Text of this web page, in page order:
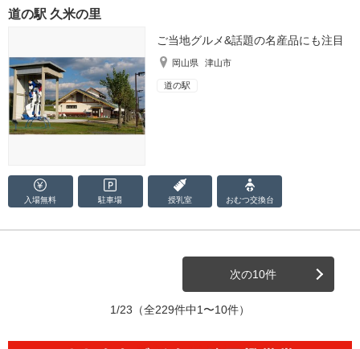
道の駅 久米の里
ご当地グルメ&話題の名産品にも注目
岡山県 津山市
道の駅
入場無料 駐車場 授乳室 おむつ交換台
次の10件
1/23 （全229件中1〜10件）